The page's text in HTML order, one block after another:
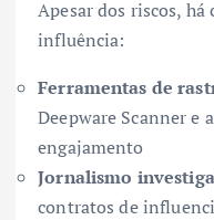
Apesar dos riscos,
influência:
Ferramentas de
Deepware Scanner e
engajamento
Jornalismo
contratos de